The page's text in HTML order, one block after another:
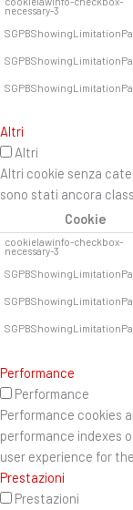
necessary-3
Altri
Altri
Altri cookie senza
sono stati ancora
Cookie
cookielawinfo-checkbox-
necessary-3
Performance
Performance
Performance cookies
performance indexes
user experience for
Prestazioni
Prestazioni